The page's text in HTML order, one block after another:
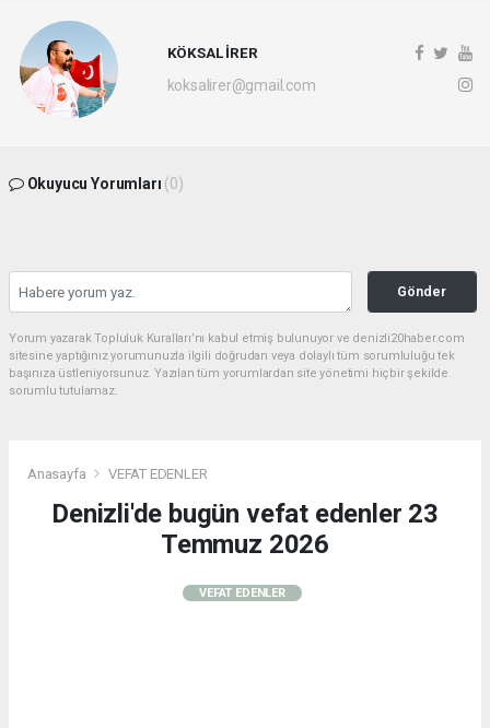
KÖKSAL İRER
koksalirer@gmail.com
Okuyucu Yorumları (0)
Gönder
Yorum yazarak Topluluk Kuralları’nı kabul etmiş bulunuyor ve denizli20haber.com
sitesine yaptığınız yorumunuzla ilgili doğrudan veya dolaylı tüm sorumluluğu tek
başınıza üstleniyorsunuz. Yazılan tüm yorumlardan site yönetimi hiçbir şekilde
sorumlu tutulamaz.
Anasayfa VEFAT EDENLER
Denizli'de bugün vefat edenler 23
Temmuz 2026
VEFAT EDENLER